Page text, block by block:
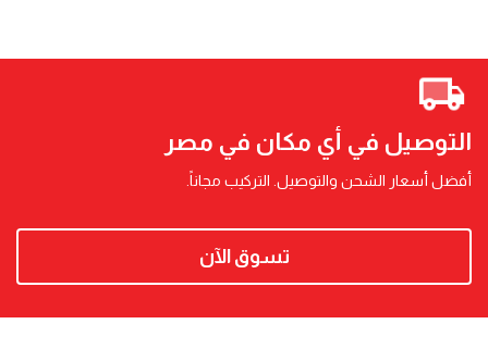
التوصيل في أي مكان في مصر
أفضل أسعار الشحن والتوصيل. التركيب مجاناً.
تسوق الآن